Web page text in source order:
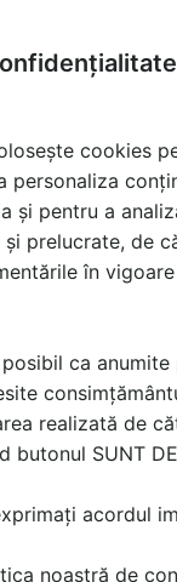
serviciile pe
cookies
personaliza
și pentru a
prelucrate, de
în
ca
realizată de
butonul SUNT
acordul
noastră de